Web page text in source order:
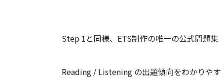
Step 1と同様、ETS制作の唯一の公式問題集
Reading / Listening の出題傾向をわかりや